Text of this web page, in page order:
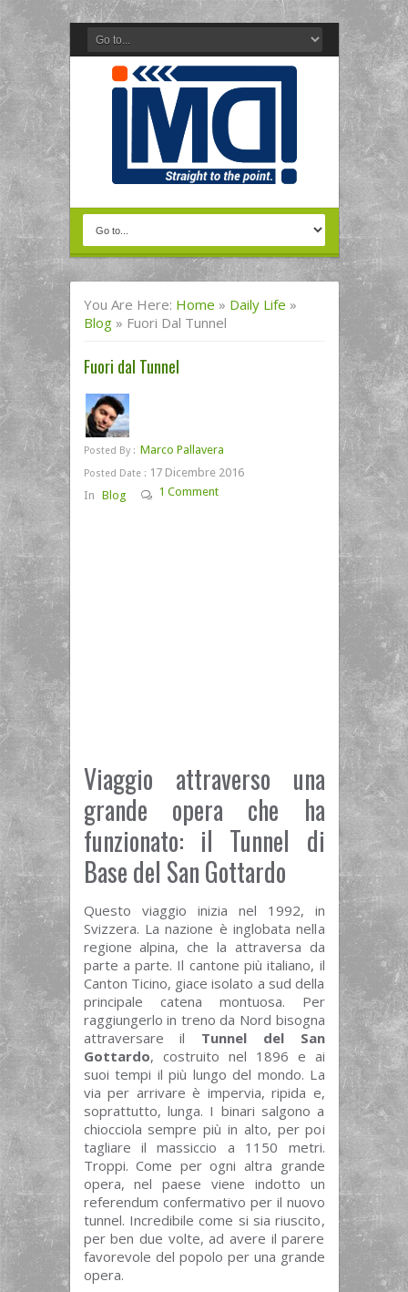
You Are Here: Home » Daily Life »
Blog » Fuori Dal Tunnel
Fuori dal Tunnel
Posted By : Marco Pallavera
Posted Date : 17 Dicembre 2016
In Blog 1 Comment
Viaggio attraverso una
grande opera che ha
funzionato: il Tunnel di
Base del San Gottardo
Questo viaggio inizia nel 1992, in
Svizzera. La nazione è inglobata nella
regione alpina, che la attraversa da
parte a parte. Il cantone più italiano, il
Canton Ticino, giace isolato a sud della
principale catena montuosa. Per
raggiungerlo in treno da Nord bisogna
attraversare il Tunnel del San
Gottardo, costruito nel 1896 e ai
suoi tempi il più lungo del mondo. La
via per arrivare è impervia, ripida e,
soprattutto, lunga. I binari salgono a
chiocciola sempre più in alto, per poi
tagliare il massiccio a 1150 metri.
Troppi. Come per ogni altra grande
opera, nel paese viene indotto un
referendum confermativo per il nuovo
tunnel. Incredibile come si sia riuscito,
per ben due volte, ad avere il parere
favorevole del popolo per una grande
opera.